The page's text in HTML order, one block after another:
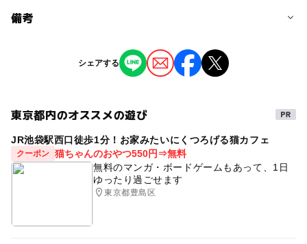
料金について
込） 子ども（小学生）23,100円（税込） 未就学以下…同
伴無料（座席・食事無し）
備考
※掲載の情報は天候や主催者側の都合などにより変更にな
ることがあります。
シェアする
東京都内のオススメの遊び
JR池袋駅西口徒歩1分！お家みたいにくつろげる猫カフェ
クーポン 猫ちゃんのおやつ550円⇒無料
無料のマンガ・ボードゲームもあって、1日
ゆったり過ごせます
東京都豊島区